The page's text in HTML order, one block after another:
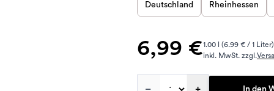
Deutschland Rheinhessen
6,99 €1.00 l (6.99 € / 1 Liter)
inkl. MwSt. zzgl.
In den